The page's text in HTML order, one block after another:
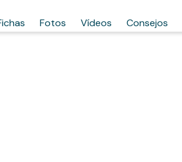
Fotos Vídeos Consejos